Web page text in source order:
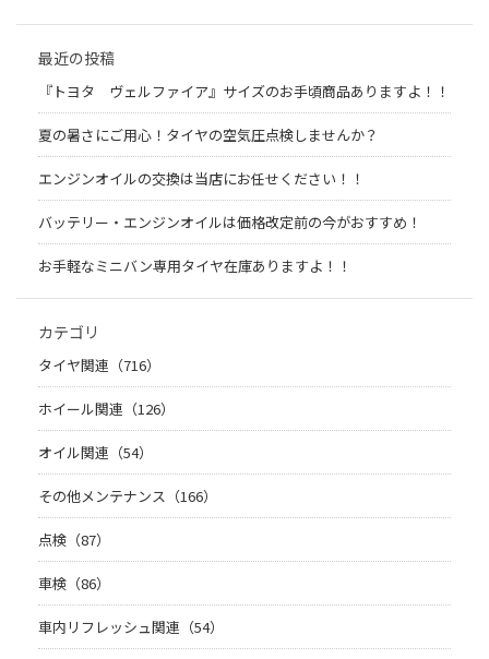
最近の投稿
『トヨタ ヴェルファイア』サイズのお手頃商品ありますよ！！
夏の暑さにご用心！タイヤの空気圧点検しませんか？
エンジンオイルの交換は当店にお任せください！！
バッテリー・エンジンオイルは価格改定前の今がおすすめ！
お手軽なミニバン専用タイヤ在庫ありますよ！！
カテゴリ
タイヤ関連（716）
ホイール関連（126）
オイル関連（54）
その他メンテナンス（166）
点検（87）
車検（86）
車内リフレッシュ関連（54）